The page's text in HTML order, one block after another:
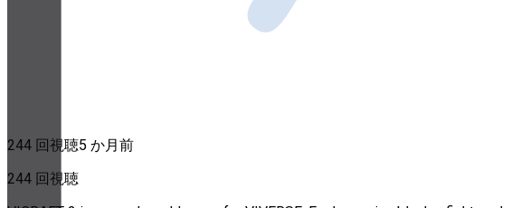
244 回視聴5 か月前
244 回視聴